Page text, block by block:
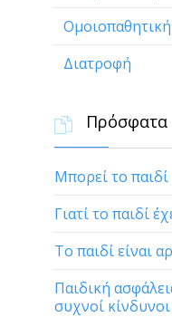
Ομοιοπαθητική
Διατροφή
 Πρόσφατα
Μπορεί το
Γιατί το παιδί
Το παιδί είναι
Παιδική
συχνοί κίνδυνοι